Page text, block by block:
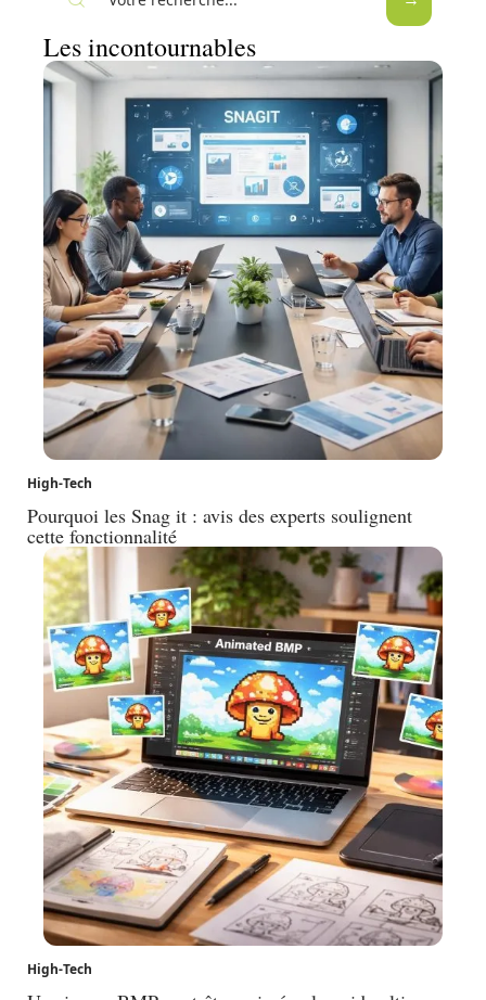
Les incontournables
High-Tech
Pourquoi les Snag it : avis des experts soulignent
cette fonctionnalité
High-Tech